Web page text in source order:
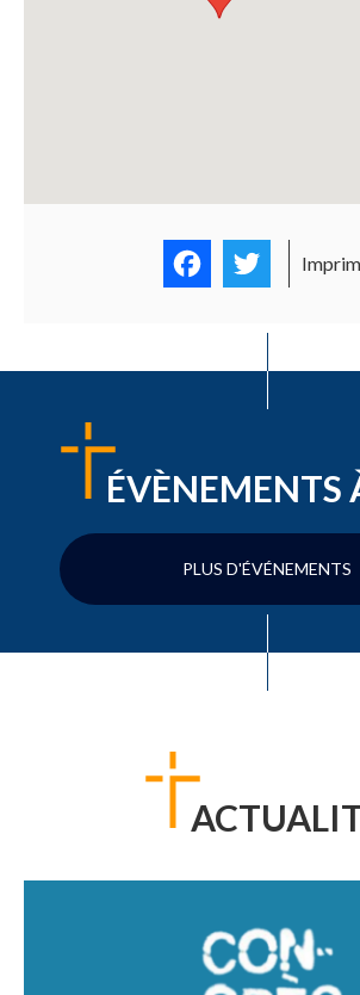
FacebookTwitter
ÉVÈNEMENTS
PLUS D'ÉVÉNEMENTS